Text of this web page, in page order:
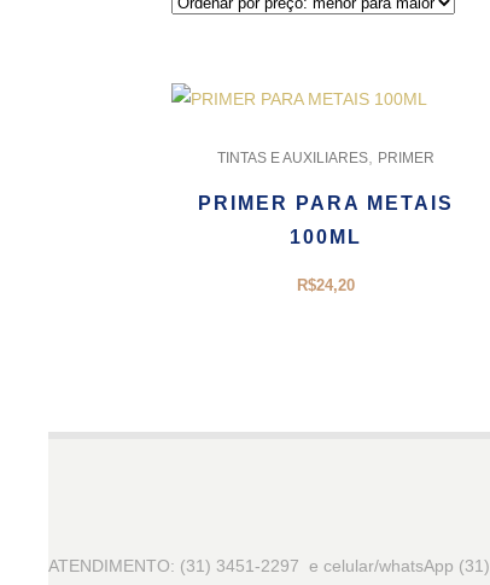
TINTAS E AUXILIARES PRIMER
PRIMER PARA METAIS
100ML
R$24,20
ATENDIMENTO: (31) 3451-2297 e celular/whatsApp